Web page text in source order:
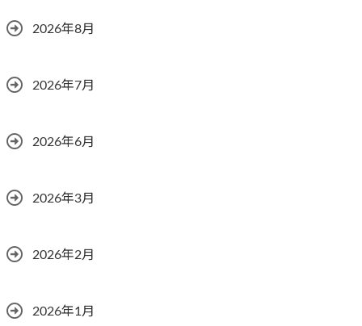
2026年8月
2026年7月
2026年6月
2026年3月
2026年2月
2026年1月